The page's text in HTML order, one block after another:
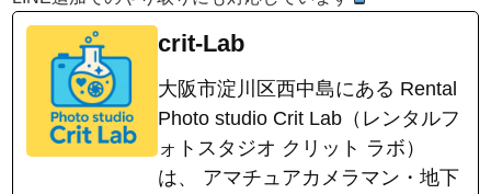
crit-Lab
大阪市淀川区西中島にある Rental
Photo studio Crit Lab（レンタルフ
ォトスタジオ クリット ラボ）
は、 アマチュアカメラマン・地下